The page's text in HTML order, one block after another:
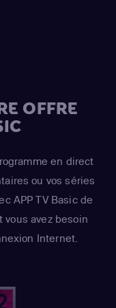
OFFRE
en direct
ou vos séries
APP TV Basic de
vous avez besoin
Internet.